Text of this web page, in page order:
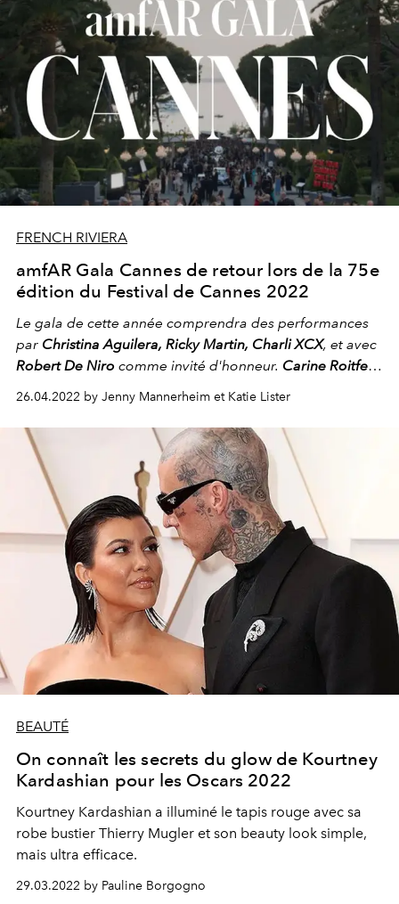
FRENCH RIVIERA
amfAR Gala Cannes de retour lors de la 75e
édition du Festival de Cannes 2022
Le gala de cette année comprendra des performances
par Christina Aguilera, Ricky Martin, Charli XCX, et avec
Robert De Niro comme invité d'honneur. Carine Roitfeld
26.04.2022 by Jenny Mannerheim et Katie Lister
BEAUTÉ
On connaît les secrets du glow de Kourtney
Kardashian pour les Oscars 2022
Kourtney Kardashian a illuminé le tapis rouge avec sa
robe bustier Thierry Mugler et son beauty look simple,
mais ultra efficace.
29.03.2022 by Pauline Borgogno